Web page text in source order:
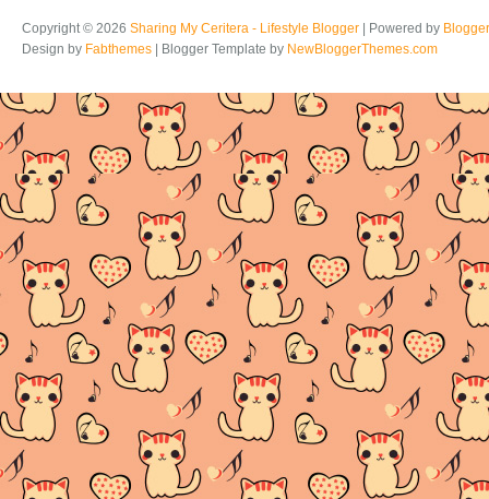
Copyright © 2026 Sharing My Ceritera - Lifestyle Blogger | Powered by Blogger
Design by Fabthemes | Blogger Template by NewBloggerThemes.com